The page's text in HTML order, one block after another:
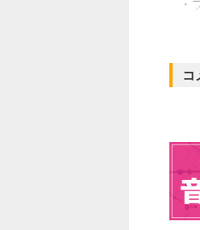
・
コ